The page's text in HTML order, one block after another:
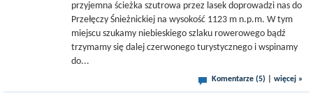
przyjemna ścieżka szutrowa przez lasek doprowadzi nas do
Przełęczy Śnieżnickiej na wysokość 1123 m n.p.m. W tym
miejscu szukamy niebieskiego szlaku rowerowego bądź
trzymamy się dalej czerwonego turystycznego i wspinamy
do...
Komentarze (5) więcej »